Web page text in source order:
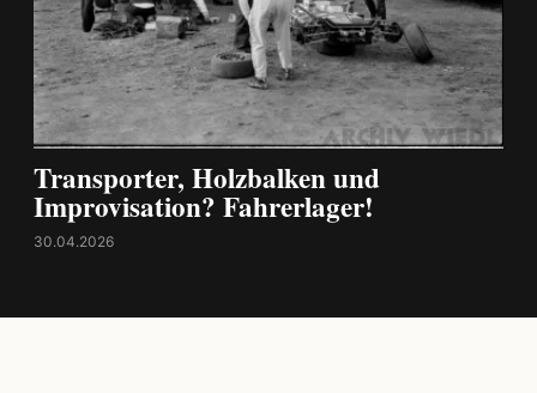
Transporter, Holzbalken und
Improvisation? Fahrerlager!
30.04.2026